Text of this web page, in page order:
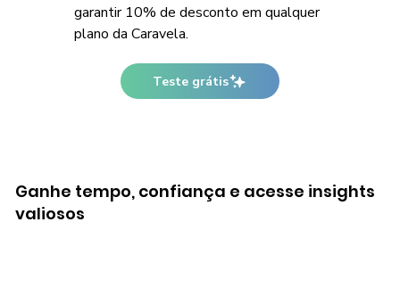
garantir 10% de desconto em qualquer
plano da Caravela.
Teste grátis
Ganhe tempo, confiança e acesse insights
valiosos